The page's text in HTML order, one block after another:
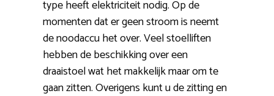
type heeft elektriciteit nodig. Op de
momenten dat er geen stroom is neemt
de noodaccu het over. Veel stoelliften
hebben de beschikking over een
draaistoel wat het makkelijk maar om te
gaan zitten. Overigens kunt u de zitting en